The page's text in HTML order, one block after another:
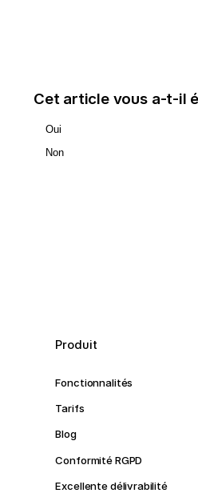
Cet article vous a-t-il
Oui
Non
Produit
Fonctionnalités
Tarifs
Blog
Conformité RGPD
Excellente délivrabilité